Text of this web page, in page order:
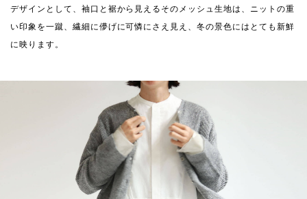
デザインとして、袖口と裾から見えるそのメッシュ生地は、ニットの重
い印象を一蹴、繊細に儚げに可憐にさえ見え、冬の景色にはとても新鮮
に映ります。